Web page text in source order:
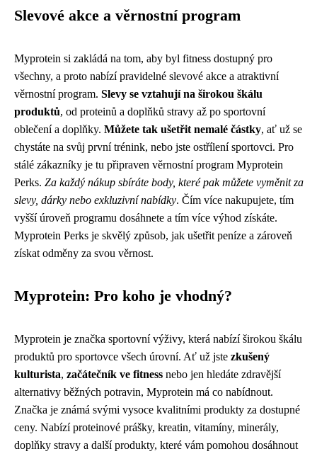
Slevové akce a věrnostní program
Myprotein si zakládá na tom, aby byl fitness dostupný pro
všechny, a proto nabízí pravidelné slevové akce a atraktivní
věrnostní program. Slevy se vztahují na širokou škálu
produktů, od proteinů a doplňků stravy až po sportovní
oblečení a doplňky. Můžete tak ušetřit nemalé částky, ať už se
chystáte na svůj první trénink, nebo jste ostřílení sportovci. Pro
stálé zákazníky je tu připraven věrnostní program Myprotein
Perks. Za každý nákup sbíráte body, které pak můžete vyměnit za
slevy, dárky nebo exkluzivní nabídky. Čím více nakupujete, tím
vyšší úroveň programu dosáhnete a tím více výhod získáte.
Myprotein Perks je skvělý způsob, jak ušetřit peníze a zároveň
získat odměny za svou věrnost.
Myprotein: Pro koho je vhodný?
Myprotein je značka sportovní výživy, která nabízí širokou škálu
produktů pro sportovce všech úrovní. Ať už jste zkušený
kulturista, začátečník ve fitness nebo jen hledáte zdravější
alternativy běžných potravin, Myprotein má co nabídnout.
Značka je známá svými vysoce kvalitními produkty za dostupné
ceny. Nabízí proteinové prášky, kreatin, vitamíny, minerály,
doplňky stravy a další produkty, které vám pomohou dosáhnout